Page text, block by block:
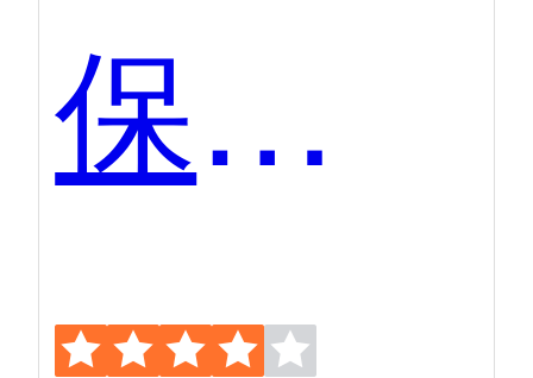
保利威企业直播